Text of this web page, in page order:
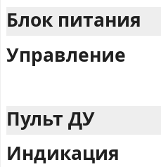
Блок питания
Управление
Пульт ДУ
Индикация